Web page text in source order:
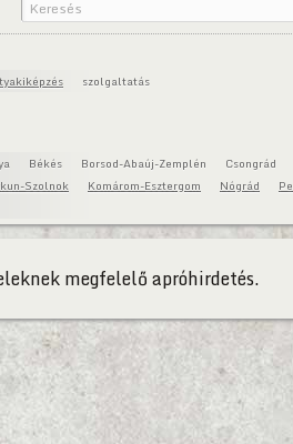
szolgaltatás
Békés Borsod-Abaúj-Zemplén
Csongrád
Szolnok Komárom-Esztergom Nógrád
megfelelő apróhirdetés.